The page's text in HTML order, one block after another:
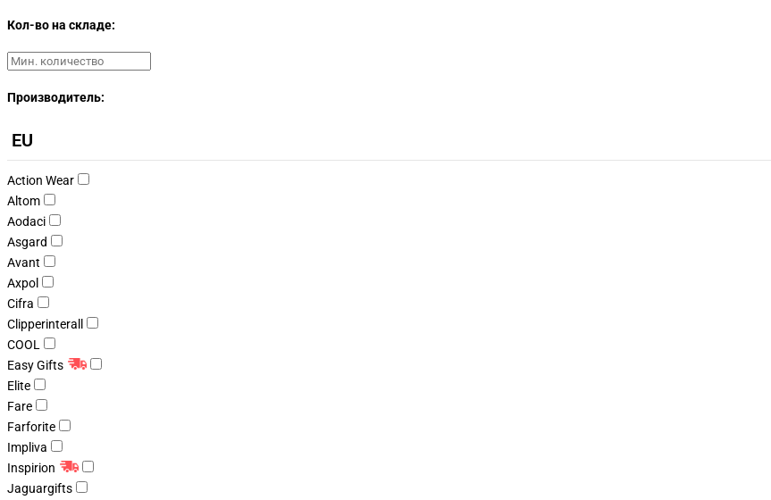
Кол-во на складе:
Производитель:
EU
Action Wear
Altom
Aodaci
Asgard
Avant
Axpol
Cifra
Clipperinterall
COOL
Easy Gifts
Elite
Fare
Farforite
Impliva
Inspirion
Jaguargifts